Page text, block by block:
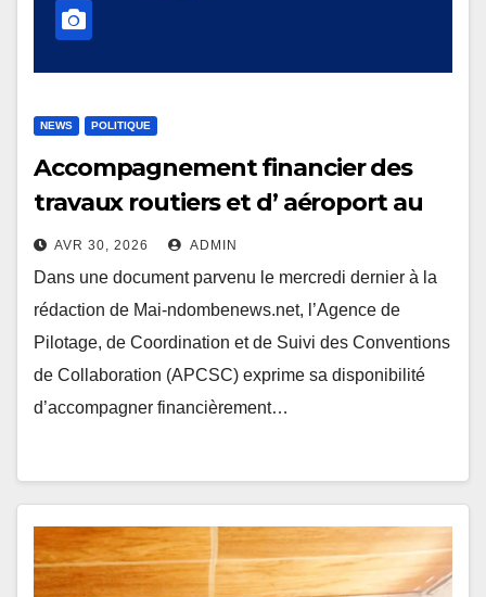
NEWS POLITIQUE
Accompagnement financier des
travaux routiers et d’ aéroport au
Mai-Ndombe : l’APCSC s’y implique
AVR 30, 2026 ADMIN
Dans une document parvenu le mercredi dernier à la
rédaction de Mai-ndombenews.net, l’Agence de
Pilotage, de Coordination et de Suivi des Conventions
de Collaboration (APCSC) exprime sa disponibilité
d’accompagner financièrement…